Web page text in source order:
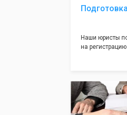
Наши юристы
на
большая часть
многолетним
оформление
себя!